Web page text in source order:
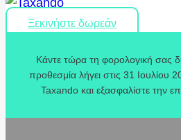
Ξεκινήστε δωρεάν
Κάντε τώρα τη φορολογική σας
προθεσμία λήγει στις 31
Taxando και εξασφαλίστε την